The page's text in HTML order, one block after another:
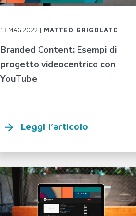
13.MAG.2022 | MATTEO GRIGOLATO
Branded Content: Esempi di
progetto videocentrico con
YouTube
Leggi l’articolo